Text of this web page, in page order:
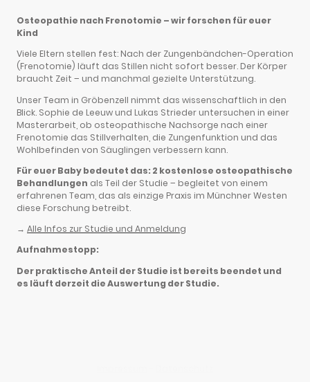
Osteopathie nach Frenotomie – wir forschen für euer
Kind
Viele Eltern stellen fest: Nach der Zungenbändchen-Operation
(Frenotomie) läuft das Stillen nicht sofort besser. Der Körper
braucht Zeit – und manchmal gezielte Unterstützung.
Unser Team in Gröbenzell nimmt das wissenschaftlich in den
Blick. Sophie de Leeuw und Lukas Strieder untersuchen in einer
Masterarbeit, ob osteopathische Nachsorge nach einer
Frenotomie das Stillverhalten, die Zungenfunktion und das
Wohlbefinden von Säuglingen verbessern kann.
Für euer Baby bedeutet das: 2 kostenlose osteopathische
Behandlungen als Teil der Studie – begleitet von einem
erfahrenen Team, das als einzige Praxis im Münchner Westen
diese Forschung betreibt.
→ Alle Infos zur Studie und Anmeldung
Aufnahmestopp:
Der praktische Anteil der Studie ist bereits beendet und
es läuft derzeit die Auswertung der Studie.